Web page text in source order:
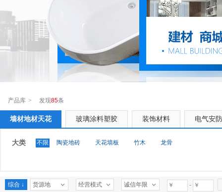
产品库 > 发现85条
墙材地材天花 玻璃涂料塑胶 装饰材料 电气安
大类 不限 陶瓷地砖 天花墙板 竹木 龙骨
综合 ↓ 货源地 经营模式 诚信年限 -